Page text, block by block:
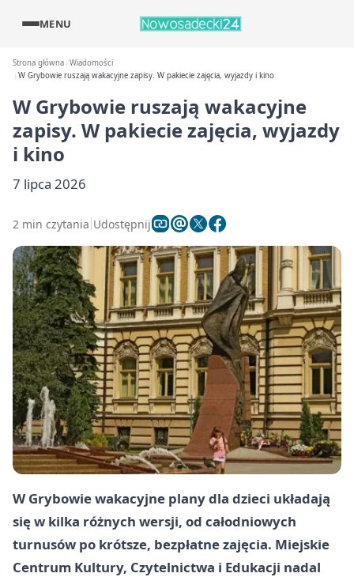
MENU
Strona główna Wiadomości
W Grybowie ruszają wakacyjne zapisy. W pakiecie zajęcia, wyjazdy i kino
W Grybowie ruszają wakacyjne
zapisy. W pakiecie zajęcia, wyjazdy
i kino
7 lipca 2026
2 min czytania Udostępnij
W Grybowie wakacyjne plany dla dzieci układają
się w kilka różnych wersji, od całodniowych
turnusów po krótsze, bezpłatne zajęcia. Miejskie
Centrum Kultury, Czytelnictwa i Edukacji nadal